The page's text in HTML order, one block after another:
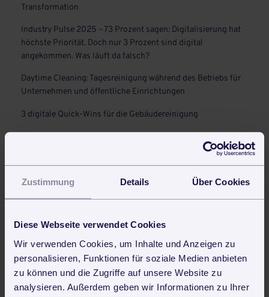
Zustimmung Details Über Cookies
Diese Webseite verwendet Cookies
Wir verwenden Cookies, um Inhalte und Anzeigen zu
personalisieren, Funktionen für soziale Medien anbieten
zu können und die Zugriffe auf unsere Website zu
analysieren. Außerdem geben wir Informationen zu Ihrer
Transformation
Industry Pulse 2025 – 73 Prozent sagen: Digitalisierung hat
höchste Priorität. Doch nur 3 Prozent sind digital
angekommen. Was läuft da falsch?
Daytime Cleaning: Tagesreinigung während des Betriebs für
Unternehmen und öffentliche Einrichtungen
3 digitale Quick-Wins für die Gebäudereinigung
Webseite für Handwerker und Betreuungsdienste - die
wichtigsten Schritte zur eigenen Homepage
Probezeit - Was ich als Arbeitgeber wissen muss
E-Mails GoBD-konform speichern
Die verpflichtende Einführung der E-Rechnung: Was
Unternehmen wissen müssen